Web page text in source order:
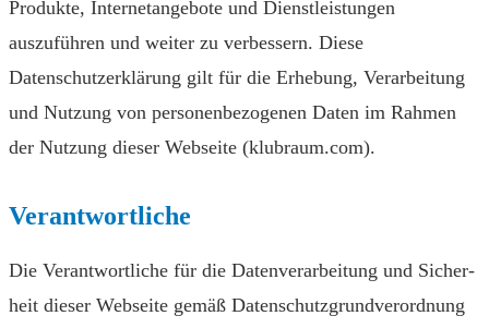
Produkte, Internetangebote und Dienstleistungen
auszuführen und weiter zu verbessern. Diese
Datenschutzerklärung gilt für die Erhebung, Verarbeitung
und Nutzung von personenbezogenen Daten im Rahmen
der Nutzung dieser Webseite (klubraum.com).
Verantwortliche
Die Verant­wortliche für die Daten­verarbeitung und Sicher­
heit dieser Web­seite gemäß Datenschutz­grund­verordnung